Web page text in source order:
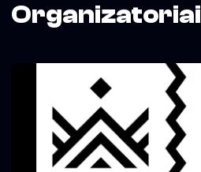
Organizatoriai